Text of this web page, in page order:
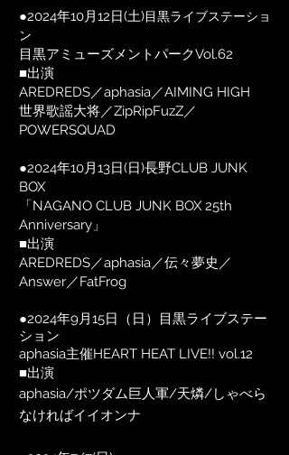
●2024年10月12日(土)目黒ライブステーショ
ン
目黒アミューズメントパークVol.62
■出演
AREDREDS／aphasia／AIMING HIGH
世界歌謡大将／ZipRipFuzZ／
POWERSQUAD
●2024年10月13日(日)長野CLUB JUNK
BOX
「NAGANO CLUB JUNK BOX 25th
Anniversary」
​■出演
AREDREDS／aphasia／伝々夢史／
Answer／FatFrog
●2024年9月15日（日）目黒ライブステー
ション
aphasia主催HEART HEAT LIVE!! vol.12
■出演
aphasia/ポツダム巨人軍/天燐/しゃべら
なければイイオンナ